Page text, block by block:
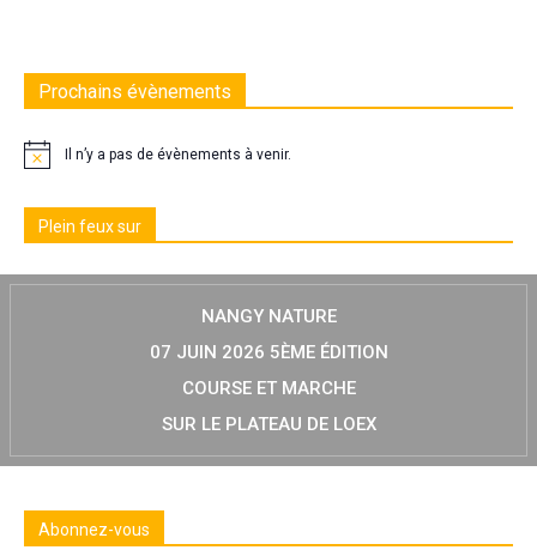
Prochains évènements
Il n’y a pas de évènements à venir.
Plein feux sur
NANGY NATURE
07 JUIN 2026 5ÈME ÉDITION
COURSE ET MARCHE
SUR LE PLATEAU DE LOEX
Abonnez-vous